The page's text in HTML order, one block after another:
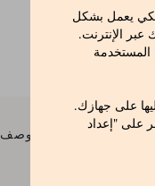
لكي يعمل بشكل
الإنترنت.
المستخدمة
على جهازك.
على "إعداد
الوصف
العريقة. يتمتع
3 دقائق